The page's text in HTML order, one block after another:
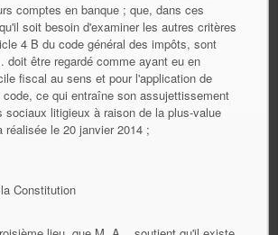
comptes en banque ; que, dans ces
soit besoin d'examiner les autres critères
4 B du code général des impôts, sont
doit être regardé comme ayant eu en
fiscal au sens et pour l'application de
ce qui entraîne son assujettissement
sociaux litigieux à raison de la plus-value
réalisée le 20 janvier 2014 ;
Constitution